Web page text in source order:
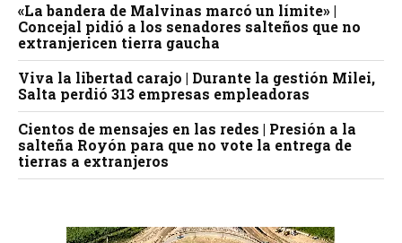
«La bandera de Malvinas marcó un límite» |
Concejal pidió a los senadores salteños que no
extranjericen tierra gaucha
Viva la libertad carajo | Durante la gestión Milei,
Salta perdió 313 empresas empleadoras
Cientos de mensajes en las redes | Presión a la
salteña Royón para que no vote la entrega de
tierras a extranjeros